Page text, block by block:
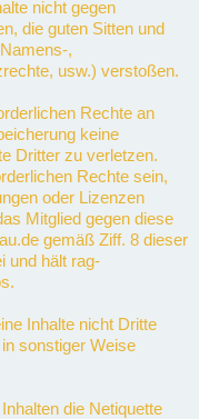
nicht gegen
die guten Sitten und
,
usw.) verstoßen.
Rechte an
keine
Dritter zu verletzen.
Rechte sein,
oder Lizenzen
Mitglied gegen diese
gemäß Ziff. 8 dieser
und hält rag-
Inhalte nicht Dritte
sonstiger Weise
die Netiquette